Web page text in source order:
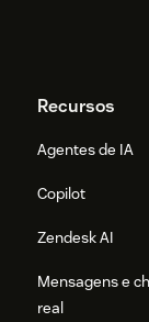
Recursos
Agentes de IA
Copilot
Zendesk AI
Mensagens e
real